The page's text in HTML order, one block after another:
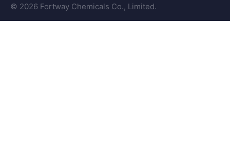
© 2026 Fortway Chemicals Co., Limited.